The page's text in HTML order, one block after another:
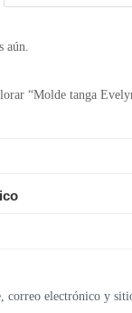
aún.
“Molde tanga
correo electrónico y